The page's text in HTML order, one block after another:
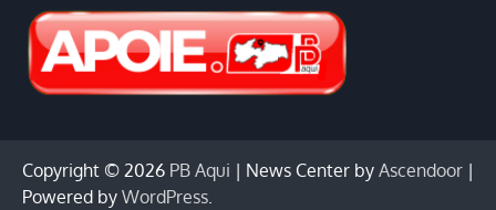
Copyright © 2026 PB Aqui | News Center by Ascendoor |
Powered by WordPress.